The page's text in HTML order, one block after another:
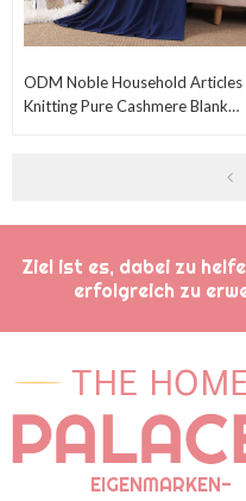
ODM Noble Household Articles
Knitting Pure Cashmere Blanket
Ziel ist es, dabei zu
erfolgreich zu
EIGENMARKEN-